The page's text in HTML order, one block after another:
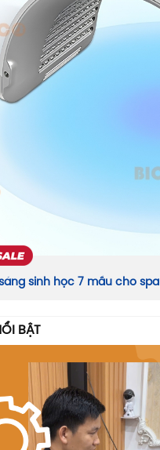
sinh học 7 mầu cho spa
BẬT